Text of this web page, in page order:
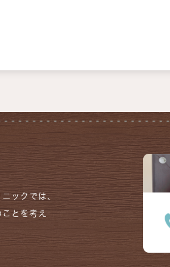
ックでは、
ことを考え